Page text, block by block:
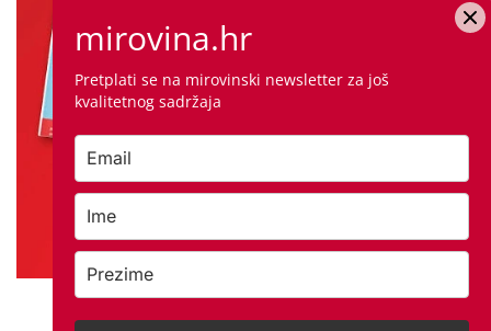
mirovina.hr
Pretplati se na mirovinski newsletter za još
kvalitetnog sadržaja